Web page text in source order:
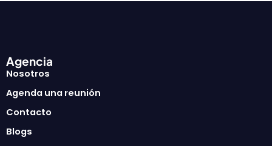
Agencia
Nosotros
Agenda una reunión
Contacto
Blogs